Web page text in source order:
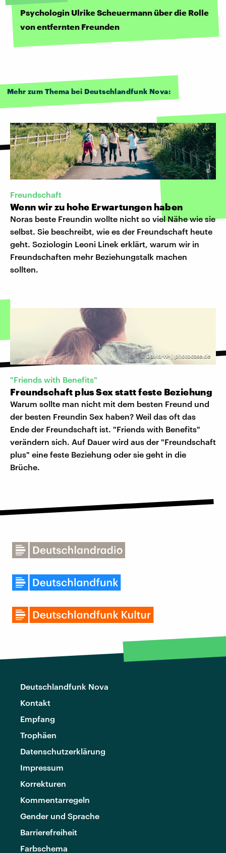
Psychologin Ulrike Scheuermann über die Rolle
von entfernten Freunden
Mehr zum Thema bei Deutschlandfunk Nova:
©
Freundschaft
Wenn wir zu hohe Erwartungen haben
Noras beste Freundin wollte nicht so viel Nähe wie sie
selbst. Sie beschreibt, wie es der Freundschaft heute
geht. Soziologin Leoni Linek erklärt, warum wir in
Freundschaften mehr Beziehungstalk machen
sollten.
©David-W- | photocase.de
"Friends with Benefits"
Freundschaft plus Sex statt feste Beziehung
Warum sollte man nicht mit dem besten Freund und
der besten Freundin Sex haben? Weil das oft das
Ende der Freundschaft ist. "Friends with Benefits"
verändern sich. Auf Dauer wird aus der "Freundschaft
plus" eine feste Beziehung oder sie geht in die
Brüche.
Deutschlandfunk Nova
Kontakt
Empfang
Trophäen
Datenschutzerklärung
Impressum
Korrekturen
Kommentarregeln
Gender und Sprache
Barrierefreiheit
Farbschema